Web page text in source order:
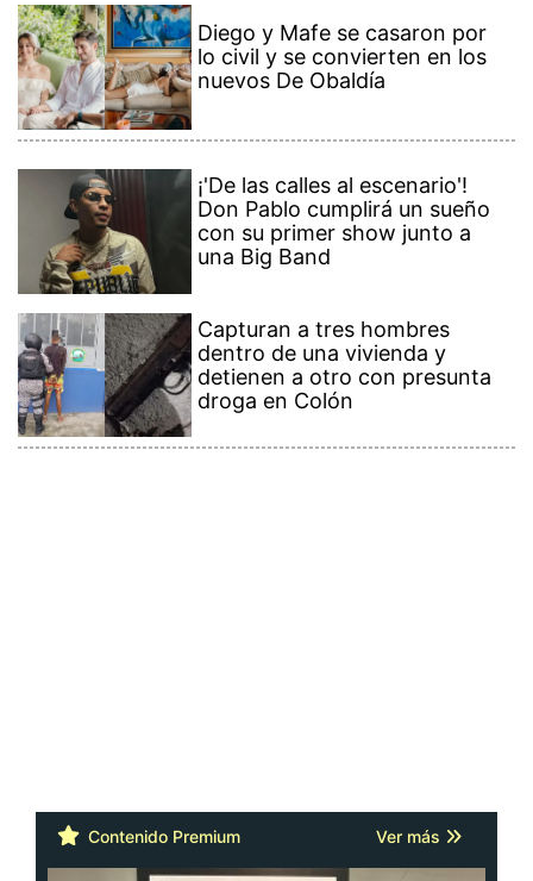
Diego y Mafe se casaron por
lo civil y se convierten en los
nuevos De Obaldía
¡'De las calles al escenario'!
Don Pablo cumplirá un sueño
con su primer show junto a
una Big Band
Capturan a tres hombres
dentro de una vivienda y
detienen a otro con presunta
droga en Colón
Contenido Premium Ver más